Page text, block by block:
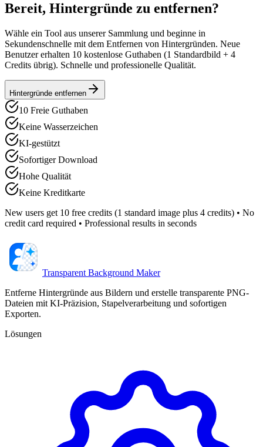
Bereit, Hintergründe zu entfernen?
Wähle ein Tool aus unserer Sammlung und beginne in
Sekundenschnelle mit dem Entfernen von Hintergründen. Neue
Benutzer erhalten 10 kostenlose Guthaben (1 Standardbild + 4
Credits übrig). Schnelle und professionelle Qualität.
Hintergründe entfernen
10 Freie Guthaben
Keine Wasserzeichen
KI-gestützt
Sofortiger Download
Hohe Qualität
Keine Kreditkarte
New users get 10 free credits (1 standard image plus 4 credits) • No
credit card required • Professional results in seconds
Transparent Background Maker
Entferne Hintergründe aus Bildern und erstelle transparente PNG-
Dateien mit KI-Präzision, Stapelverarbeitung und sofortigen
Exporten.
Lösungen